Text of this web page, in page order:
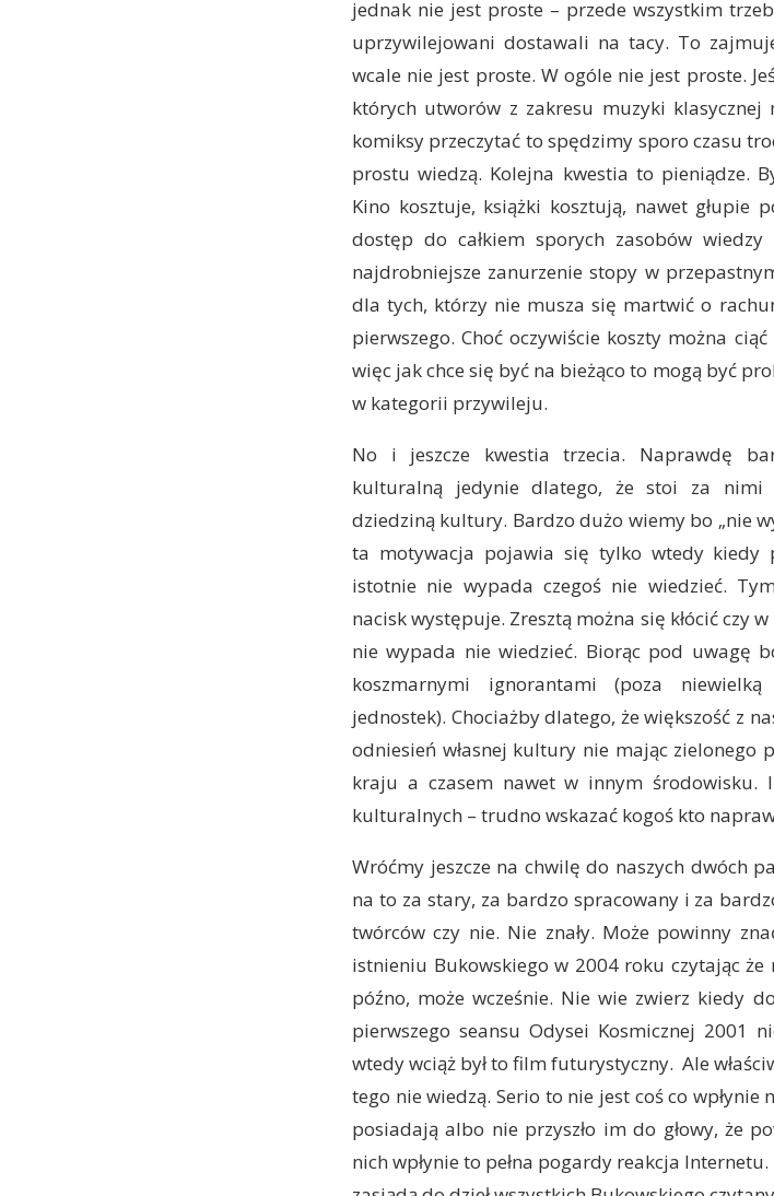
jednak nie jest proste – przede wszystkim
uprzywilejowani dostawali na tacy. To
wcale nie jest proste. W ogóle nie jest proste.
których utworów z zakresu muzyki klasycznej
komiksy przeczytać to spędzimy sporo czasu
prostu wiedzą. Kolejna kwestia to pieniądze.
Kino kosztuje, książki kosztują, nawet głupie
dostęp do całkiem sporych zasobów
najdrobniejsze zanurzenie stopy w
dla tych, którzy nie musza się martwić o
pierwszego. Choć oczywiście koszty można
więc jak chce się być na bieżąco to mogą być
w kategorii przywileju.
No i jeszcze kwestia trzecia. Naprawdę
kulturalną jedynie dlatego, że stoi za nimi
dziedziną kultury. Bardzo dużo wiemy bo „nie
ta motywacja pojawia się tylko wtedy kiedy
istotnie nie wypada czegoś nie wiedzieć.
nacisk występuje. Zresztą można się kłócić czy
nie wypada nie wiedzieć. Biorąc pod uwagę
koszmarnymi ignorantami (poza niewielką
jednostek). Chociażby dlatego, że większość z
odniesień własnej kultury nie mając
kraju a czasem nawet w innym środowisku.
kulturalnych – trudno wskazać kogoś kto
Wróćmy jeszcze na chwilę do naszych dwóch
na to za stary, za bardzo spracowany i za
twórców czy nie. Nie znały. Może powinny
istnieniu Bukowskiego w 2004 roku czytając
późno, może wcześnie. Nie wie zwierz kiedy
pierwszego seansu Odysei Kosmicznej 2001
wtedy wciąż był to film futurystyczny. Ale
tego nie wiedzą. Serio to nie jest coś co
posiadają albo nie przyszło im do głowy, że
nich wpłynie to pełna pogardy reakcja